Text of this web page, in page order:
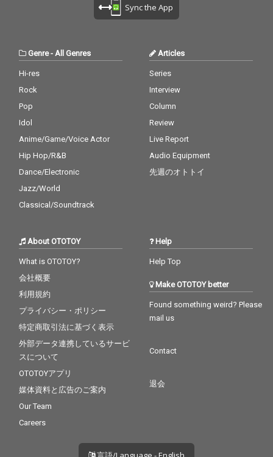
Sync the App
Genre- All Genres
Hi-res
Rock
Pop
Idol
Anime/Game/Voice Actor
Hip Hop/R&B
Dance/Electronic
Jazz/World
Classical/Soundtrack
Articles
Series
Interview
Column
Review
Live Report
Audio Equipment
先週のオトトイ
About OTOTOY
What is OTOTOY?
会社概要
利用規約
プライバシー・ポリシー
特定商取引法に基づく表示
外部データ連携しているサービ
スについて
OTOTOYアプリ
媒体資料と広告のご案内
Our Team
Careers
Help
Help Top
Make OTOTOY better
Found something weird? Please
mail us
Contact
退会